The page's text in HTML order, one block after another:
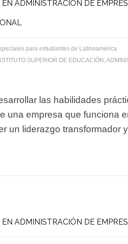
ADMINISTRACIÓN DE
para estudiantes de Latinoamérica
SUPERIOR DE EDUCACIÓN,
las habilidades
una empresa que funciona
un liderazgo transformador
ADMINISTRACIÓN DE